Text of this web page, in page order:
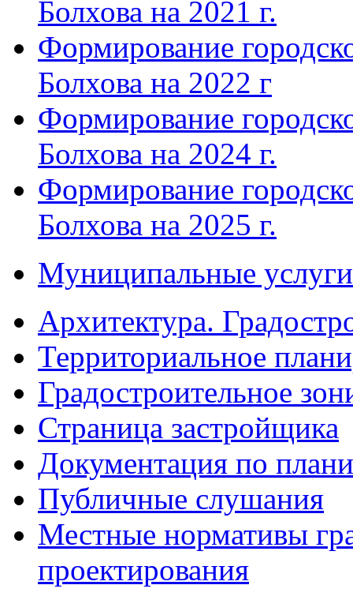
Болхова на 2021 г.
Формирование
Болхова на 2022 г
Формирование
Болхова на 2024 г.
Формирование
Болхова на 2025 г.
Муниципальные услуги
Архитектура.
Территориальное
Градостроительное
Страница застройщика
Документация по
Публичные слушания
Местные нормативы
проектирования